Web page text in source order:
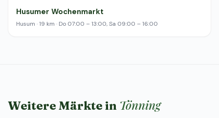
Husumer Wochenmarkt
Husum · 19 km · Do 07:00 – 13:00, Sa 09:00 – 16:00
Weitere Märkte in Tönning